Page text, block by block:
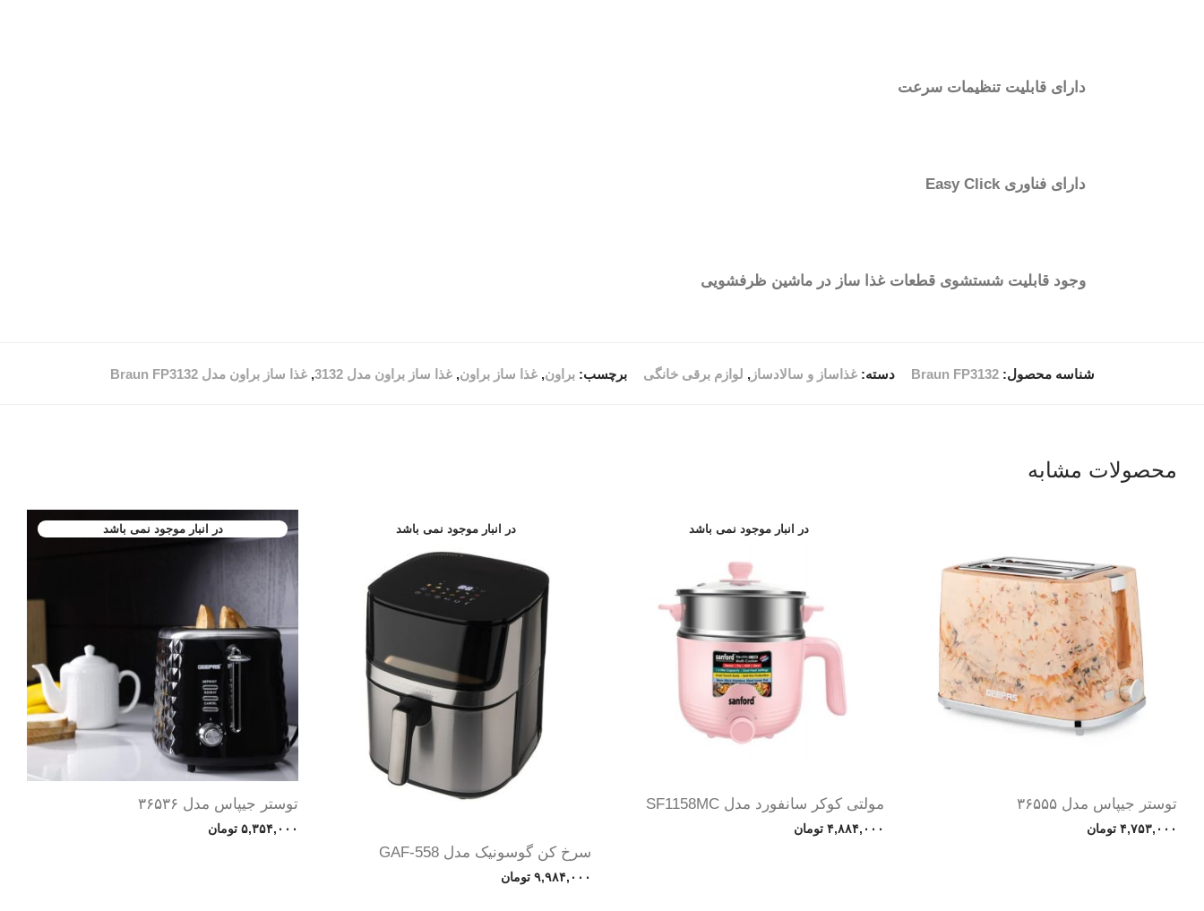
دارای قابلیت تنظیمات سرعت
دارای فناوری Easy Click
وجود قابلیت شستشوی قطعات غذا ساز در ماشین ظرفشویی
شناسه محصول:Braun FP3132 دسته:غذاساز و سالادساز, لوازم برقی خانگی برچسب:براون,غذا ساز براون,غذا ساز براون مدل 3132 ,غذا ساز براون مدل Braun FP3132
محصولات مشابه
توستر جیپاس مدل ۳۶۵۵۵
۴,۷۵۳,۰۰۰ تومان
مولتی کوکر سانفورد مدل SF1158MC
۴,۸۸۴,۰۰۰ تومان
سرخ کن گوسونیک مدل GAF-558
۹,۹۸۴,۰۰۰ تومان
توستر جیپاس مدل ۳۶۵۳۶
۵,۳۵۴,۰۰۰ تومان